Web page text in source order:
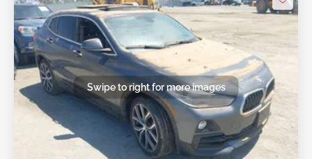
Swipe to right for more images